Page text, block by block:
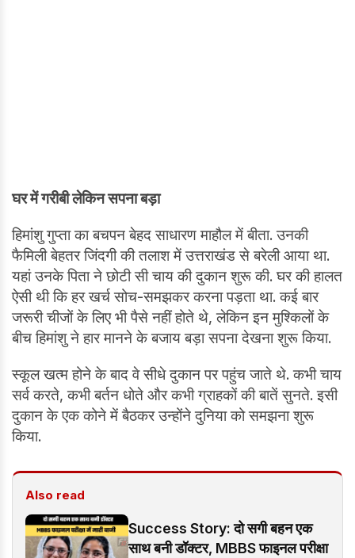
घर में गरीबी लेकिन सपना बड़ा
हिमांशु गुप्ता का बचपन बेहद साधारण माहौल में बीता. उनकी
फैमिली बेहतर जिंदगी की तलाश में उत्तराखंड से बरेली आया था.
यहां उनके पिता ने छोटी सी चाय की दुकान शुरू की. घर की हालत
ऐसी थी कि हर खर्च सोच-समझकर करना पड़ता था. कई बार
जरूरी चीजों के लिए भी पैसे नहीं होते थे, लेकिन इन मुश्किलों के
बीच हिमांशु ने हार मानने के बजाय बड़ा सपना देखना शुरू किया.
स्कूल खत्म होने के बाद वे सीधे दुकान पर पहुंच जाते थे. कभी चाय
सर्व करते, कभी बर्तन धोते और कभी ग्राहकों की बातें सुनते. इसी
दुकान के एक कोने में बैठकर उन्होंने दुनिया को समझना शुरू
किया.
Also read
Success Story: दो सगी बहन एक
साथ बनी डॉक्टर, MBBS फाइनल परीक्षा